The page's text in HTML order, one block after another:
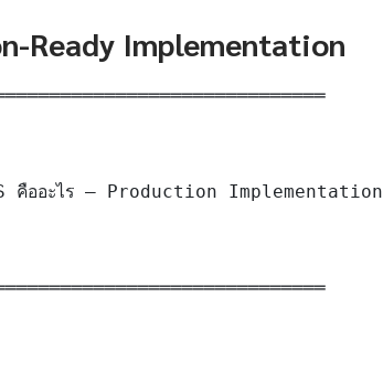
Ready Implementation
คืออะไร — Production Implementation